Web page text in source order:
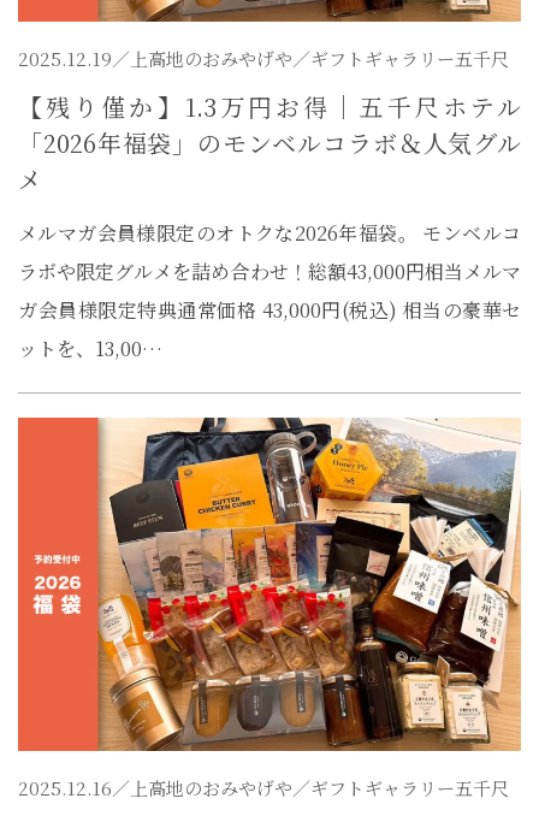
2025.12.19／ 上高地のおみやげや／ギフトギャラリー五千尺
【残り僅か】1.3万円お得｜五千尺ホテル
「2026年福袋」のモンベルコラボ＆人気グル
メ
メルマガ会員様限定のオトクな2026年福袋。 モンベルコ
ラボや限定グルメを詰め合わせ！総額43,000円相当メルマ
ガ会員様限定特典通常価格 43,000円(税込) 相当の豪華セ
ットを、13,00…
2025.12.16／ 上高地のおみやげや／ギフトギャラリー五千尺